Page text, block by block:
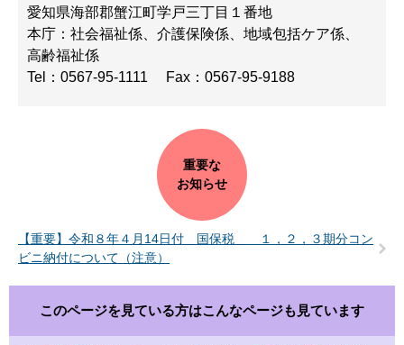
愛知県海部郡蟹江町学戸三丁目１番地
本庁：社会福祉係、介護保険係、地域包括ケア係、
高齢福祉係
Tel：0567-95-1111
Fax：0567-95-9188
重要な
お知らせ
【重要】令和８年４月14日付 国保税 １，２，３期分コン
ビニ納付について（注意）
このページを見ている方はこんなページも見ています